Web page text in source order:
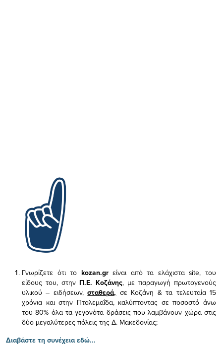
Γνωρίζετε ότι το kozan.gr είναι από τα ελάχισταsite, του
είδους του, στην Π.Ε. Κοζάνης, με παραγωγή πρωτογενούς
υλικού – ειδήσεων,σταθερά, σε Κοζάνη & τα τελευταία 15
χρόνια και στην Πτολεμαΐδα, καλύπτοντας σε ποσοστό άνω
του 80% όλα τα γεγονότα δράσεις που λαμβάνουν χώρα στις
δύο μεγαλύτερες πόλεις της Δ. Μακεδονίας;
Διαβάστε τη συνέχεια εδώ...